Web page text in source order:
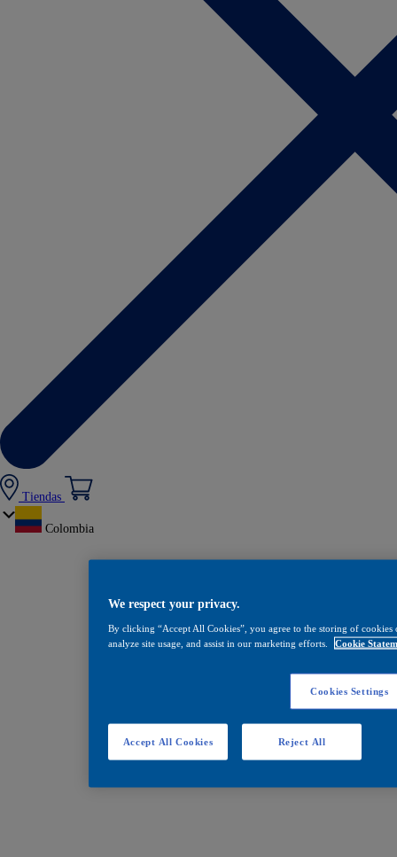
Tiendas
Colombia
We respect your privacy.
By clicking “Accept All Cookies”, you agree to the storing of
analyze site usage, and assist in our marketing efforts.
Cookie
Cookies Settings
Reject All
Accept All Cookies